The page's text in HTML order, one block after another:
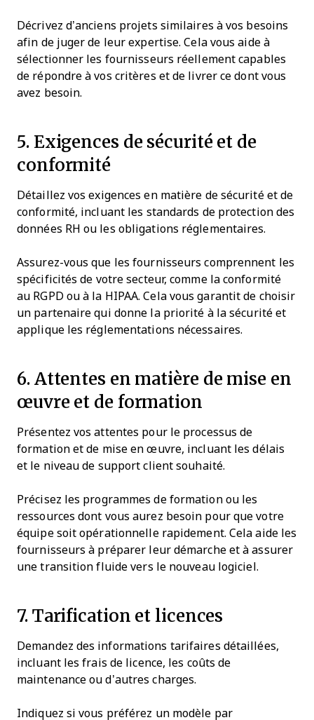
Décrivez d’anciens projets similaires à vos besoins
afin de juger de leur expertise. Cela vous aide à
sélectionner les fournisseurs réellement capables
de répondre à vos critères et de livrer ce dont vous
avez besoin.
5. Exigences de sécurité et de
conformité
Détaillez vos exigences en matière de sécurité et de
conformité, incluant les standards de protection des
données RH ou les obligations réglementaires.
Assurez-vous que les fournisseurs comprennent les
spécificités de votre secteur, comme la conformité
au RGPD ou à la HIPAA. Cela vous garantit de choisir
un partenaire qui donne la priorité à la sécurité et
applique les réglementations nécessaires.
6. Attentes en matière de mise en
œuvre et de formation
Présentez vos attentes pour le processus de
formation et de mise en œuvre, incluant les délais
et le niveau de support client souhaité.
Précisez les programmes de formation ou les
ressources dont vous aurez besoin pour que votre
équipe soit opérationnelle rapidement. Cela aide les
fournisseurs à préparer leur démarche et à assurer
une transition fluide vers le nouveau logiciel.
7. Tarification et licences
Demandez des informations tarifaires détaillées,
incluant les frais de licence, les coûts de
maintenance ou d’autres charges.
Indiquez si vous préférez un modèle par